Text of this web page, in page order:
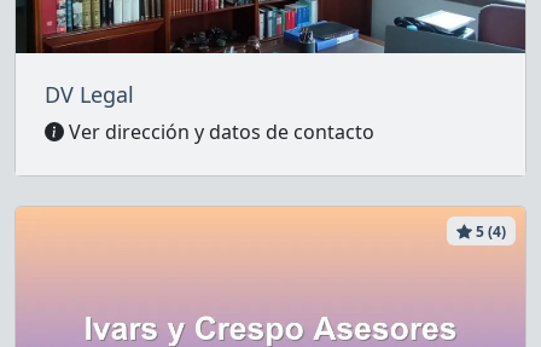
DV Legal
Ver dirección y datos de contacto
5 (4)